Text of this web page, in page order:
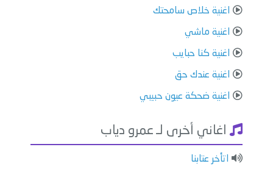
اغنية خلاص سامحتك
اغنية ماشي
اغنية كنا حبايب
اغنية عندك حق
اغنية ضحكة عيون حبيبي
اغاني أخرى لـ عمرو دياب
اتأخر عتابنا